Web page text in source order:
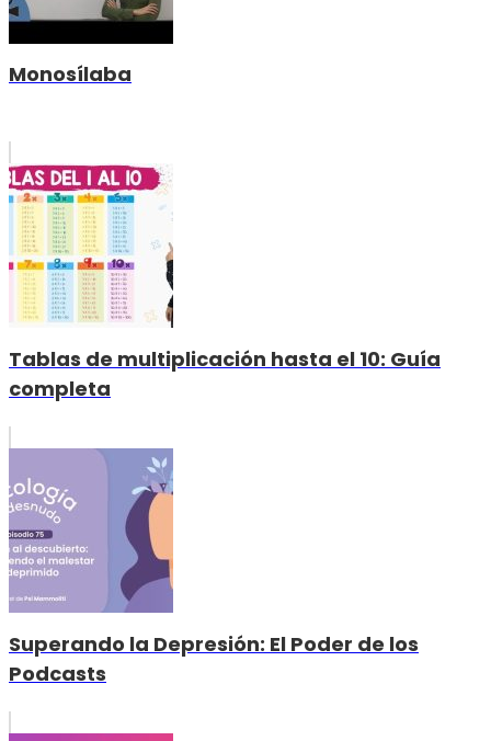
Monosílaba
Tablas de multiplicación hasta el 10: Guía
completa
Superando la Depresión: El Poder de los
Podcasts